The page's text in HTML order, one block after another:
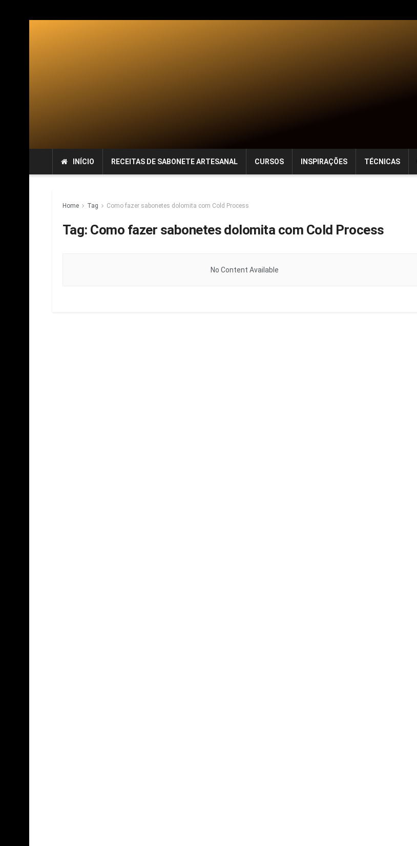
INÍCIO RECEITAS DE SABONETE ARTESANAL CURSOS INSPIRAÇÕES TÉCNICAS
Home Tag Como fazer sabonetes dolomita com Cold Process
Tag: Como fazer sabonetes dolomita com Cold Process
No Content Available